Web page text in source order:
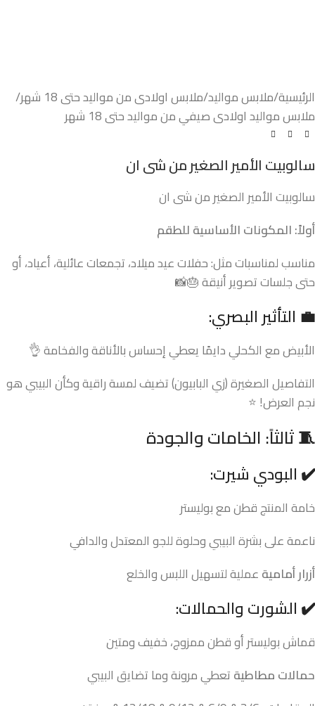
الرئيسية/ملابس مواليد/ملابس اولادى من مواليد حتى 18 شهر
/
ملابس مواليد اولادى صيفي من مواليد حتى 18 شهر
سالوبيت الأمير الصغير من شى ان
سالوبيت الأمير الصغير من شى ان
أولاً: المكونات الأساسية للطقم
مناسب لمناسبات مثل: حفلات عيد ميلاد، تجمعات عائلية، أعياد، أو
حتى جلسات تصوير أنيقة 🎂📸
💼 التأثير البصري:
الأبيض مع الكحلي دايمًا يعطي إحساس بالأناقة والفخامة 👌
التفاصيل الصغيرة (زي البابيون) تضيف لمسة راقية وكأن البيبي هو
نجم العرض! ⭐
🧵ثالثاً: الخامات والجودة
✔️ البودي شيرت:
خامة المنتج قطن مع بوليستر
ناعمة على بشرة البيبي وحلوة للجو المعتدل والدافي
أزرار أماميةعملية لتسهيل اللبس والخلع
✔️ الشورت والحمالات:
قماش بوليستر أو قطن ممزوج، خفيف ومتين
حمالات مطاطيةتعطي مرونة وما تضايق البيبي